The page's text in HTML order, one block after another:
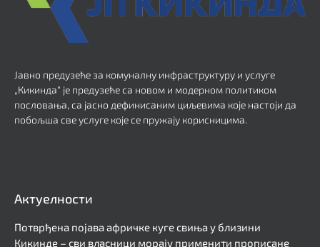
Јавно предузеће за комуналну инфраструктуру и услуге
„Кикинда“ је предузеће са новом и модерном политиком
пословања, са јасно дефинисаним циљевима које настоји да
побољша све услуге које се пружају корисницима.
Актуелности
Потврђена појава афричке куге свиња у близини
Кикинде – сви власници морају применити прописане